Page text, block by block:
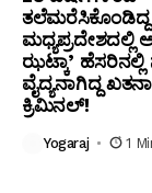
ಮಧ್ಯಪ್ರದೇಶದಲ್ಲಿ
ಝಟ್ಕಾ’
ವೈದ್ಯನಾಗಿದ್ದ
ಕ್ರಿಮಿನಲ್!
Yogaraj 1